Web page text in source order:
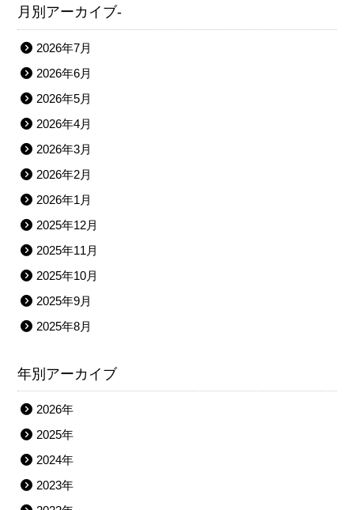
月別アーカイブ-
2026年7月
2026年6月
2026年5月
2026年4月
2026年3月
2026年2月
2026年1月
2025年12月
2025年11月
2025年10月
2025年9月
2025年8月
年別アーカイブ
2026年
2025年
2024年
2023年